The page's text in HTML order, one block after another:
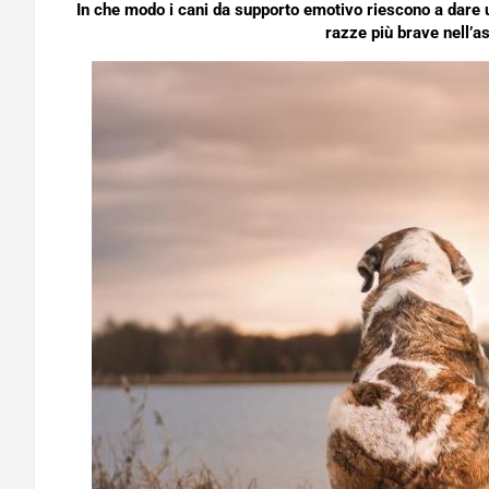
In che modo i cani da supporto emotivo riescono a
razze più brave